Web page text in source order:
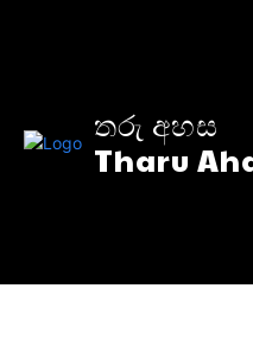
තරු අහස
Tharu